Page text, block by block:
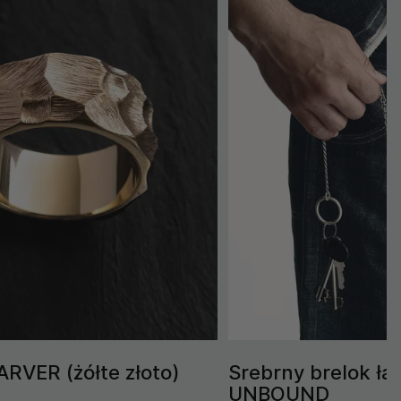
(żółte złoto)
Srebrny brelok
UNBOUND